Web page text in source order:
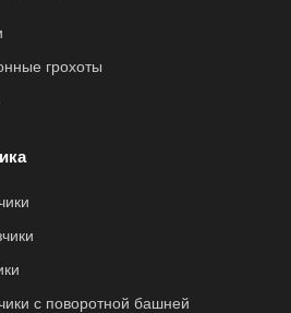
грохоты
с поворотной башней